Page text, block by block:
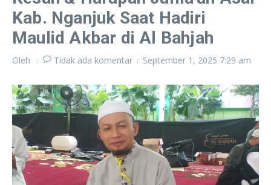
Kab. Nganjuk Saat Hadiri
Maulid Akbar di Al Bahjah
Oleh Tidak ada komentar September 1, 2025 7:29 am